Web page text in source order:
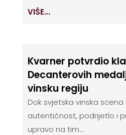
VIŠE...
Kvarner potvrdio
Decanterovih
vinsku regiju
Dok svjetska vinska scena
autentičnost, podrijetlo i
upravo na tim...